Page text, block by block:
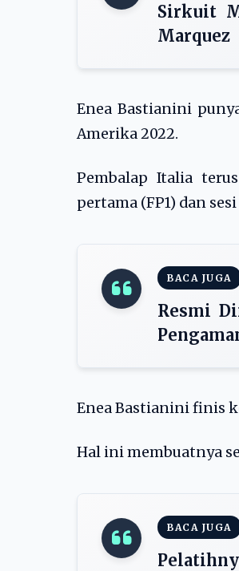
Sirkuit
Marquez
Enea Bastianini
Amerika 2022.
Pembalap Italia
pertama (FP1) dan
BACA JUGA
Resmi
Enea Bastianini finis
Hal ini membuatnya
BACA JUGA